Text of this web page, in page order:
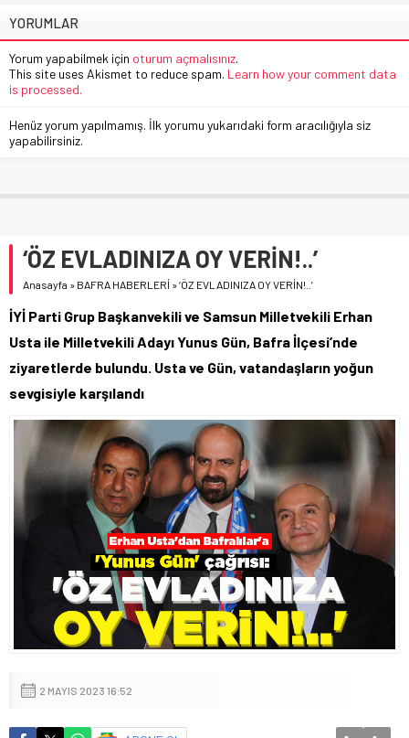
YORUMLAR
Yorum yapabilmek için oturum açmalısınız.
This site uses Akismet to reduce spam. Learn how your comment data
is processed.
Henüz yorum yapılmamış. İlk yorumu yukarıdaki form aracılığıyla siz
yapabilirsiniz.
‘ÖZ EVLADINIZA OY VERİN!..’
Anasayfa » BAFRA HABERLERİ »‘ÖZ EVLADINIZA OY VERİN!..’
İYİ Parti Grup Başkanvekili ve Samsun Milletvekili Erhan
Usta ile Milletvekili Adayı Yunus Gün, Bafra İlçesi’nde
ziyaretlerde bulundu. Usta ve Gün, vatandaşların yoğun
sevgisiyle karşılandı
2 MAYIS 2023 16:52